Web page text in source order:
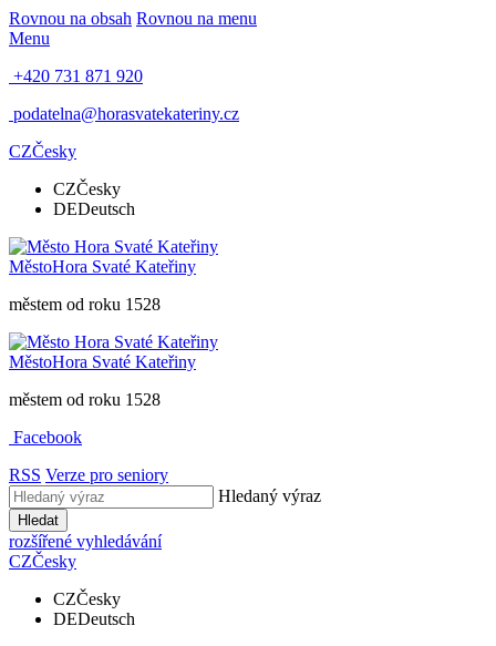
Rovnou na obsah Rovnou na menu
Menu
+420 731 871 920
podatelna@horasvatekateriny.cz
CZČesky
CZČesky
DEDeutsch
MěstoHora Svaté Kateřiny
městem od roku 1528
MěstoHora Svaté Kateřiny
městem od roku 1528
Facebook
RSS Verze pro seniory
Hledaný výraz
Hledat
rozšířené vyhledávání
CZČesky
CZČesky
DEDeutsch